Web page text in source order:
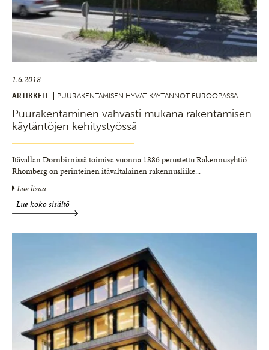
1.6.2018
ARTIKKELI PUURAKENTAMISEN HYVÄT KÄYTÄNNÖT EUROOPASSA
Puurakentaminen vahvasti mukana rakentamisen
käytäntöjen kehitystyössä
Itävallan Dornbirnissä toimiva vuonna 1886 perustettu Rakennusyhtiö
Rhomberg on perinteinen itävaltalainen rakennusliike...
Lue lisää
Lue koko sisältö